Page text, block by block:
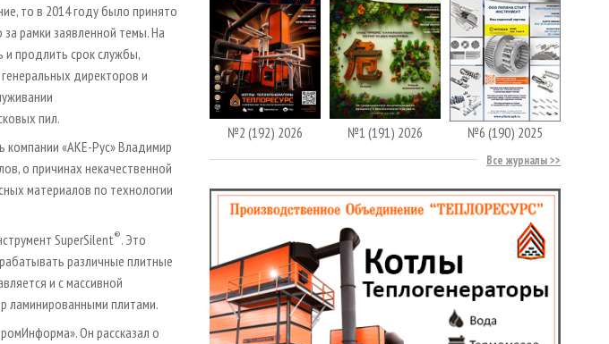
то в 2014 году было принято
рамки заявленной темы. На
и продлить срок службы,
директоров и
пил.
компании «АКЕ-Рус» Владимир
о причинах некачественной
материалов по технологии
SuperSilent®. Это
различные плитные
и с массивной
ламинированными плитами.
Он рассказал о
№2 (192) 2026 №1 (191) 2026 №6 (190) 2025
Все журналы